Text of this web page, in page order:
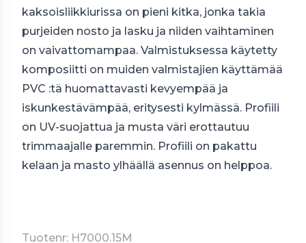
kaksoisliikkiurissa on pieni kitka, jonka takia
purjeiden nosto ja lasku ja niiden vaihtaminen
on vaivattomampaa. Valmistuksessa käytetty
komposiitti on muiden valmistajien käyttämää
PVC :tä huomattavasti kevyempää ja
iskunkestävämpää, eritysesti kylmässä. Profiili
on UV-suojattua ja musta väri erottautuu
trimmaajalle paremmin. Profiili on pakattu
kelaan ja masto ylhäällä asennus on helppoa.
Tuotenr: H7000.15M